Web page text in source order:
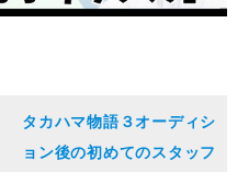
タカハマ物語３オーディシ
ョン後の初めてのスタッフ